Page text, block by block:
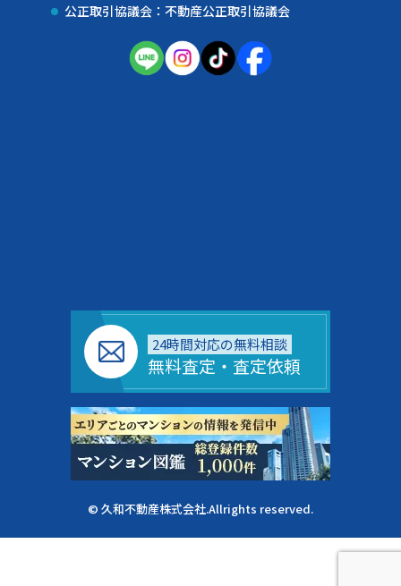
公正取引協議会：不動産公正取引協議会
24時間対応の無料相談
無料査定・査定依頼
© 久和不動産株式会社.Allrights reserved.